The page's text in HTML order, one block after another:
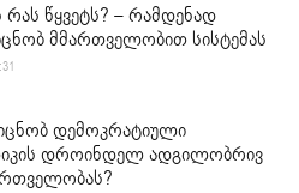
რას წყვეტს? – რამდენად
მმართველობით სისტემას
დემოკრატიული
დროინდელ ადგილობრივ